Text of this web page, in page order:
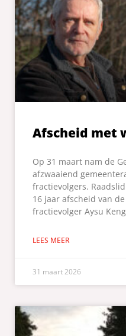
Afscheid met
Op 31 maart nam de
afzwaaiend
fractievolgers.
16 jaar afscheid van
fractievolger Aysu
LEES MEER
31 maart 2026